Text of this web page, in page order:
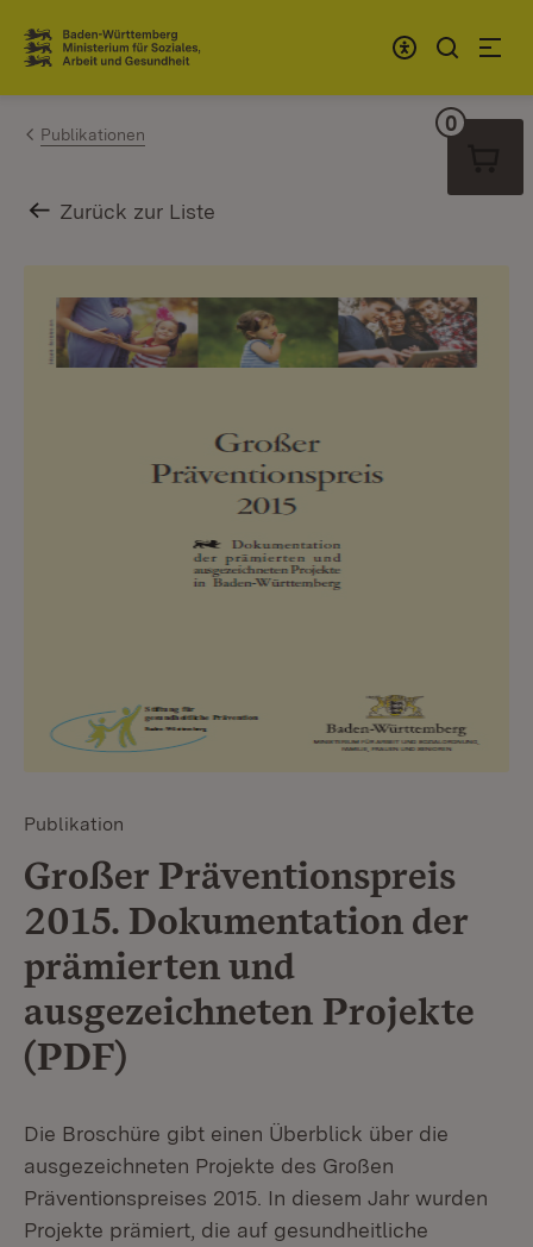
Zum Inhalt springen
Link zur Startseite
Publikationen
Zurück zur Liste
Publikation
Großer Präventionspreis
2015. Dokumentation der
prämierten und
ausgezeichneten Projekte
(PDF)
Die Broschüre gibt einen Überblick über die
ausgezeichneten Projekte des Großen
Präventionspreises 2015. In diesem Jahr wurden
Projekte prämiert, die auf gesundheitliche
0